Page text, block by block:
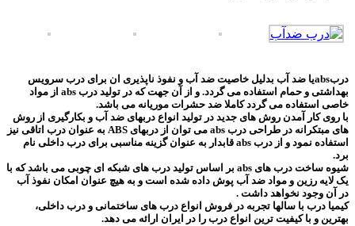
دربabsیا ضد آب بدلیل خاصیت ضد آب و نفوذ ناپذیری ان برای درب سرویس
بهداشتی و حمام استفاده می گردد. و از آن جهت که در تولید درب abs از مواد
خاصی استفاده می گردد کاملا ضد حشرات موریانه می باشد.
با روی کار آمدن روش های جدید در تولید انواع دربهای ضد آب و بکارگیری از روش
های مبتکرانه در طراحی درب abs می توان از دربهای ABS به عنوان درب اتاقی نیز
استفاده نمود و از درب abs قابدار به عنوان گزینه مناسبی برای درب داخلی نام
برد.
شیوه ساخت درب های abs بر اساس تولید درب های شبکه ای چوبی می باشد که با
یک لایه رزین و مواد ضد آب پوش داده شده است و به هیچ عنوان امکان نفوذ آب
در آن وجود نخواهد داشت .
کیمیا درب با سالها تجربه در فروش انواع درب های ساختمانی و درب داخلی،
بهترین و با کیفیت ترین انواع درب را در ایران ارائه می دهد.